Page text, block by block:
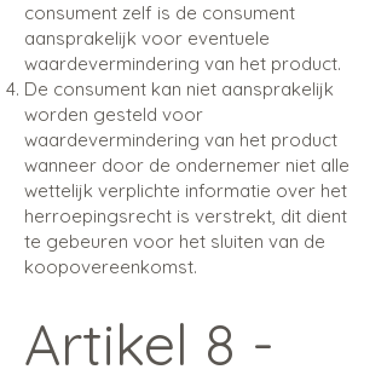
consument zelf is de consument
aansprakelijk voor eventuele
waardevermindering van het product.
De consument kan niet aansprakelijk
worden gesteld voor
waardevermindering van het product
wanneer door de ondernemer niet alle
wettelijk verplichte informatie over het
herroepingsrecht is verstrekt, dit dient
te gebeuren voor het sluiten van de
koopovereenkomst.
Artikel 8 -